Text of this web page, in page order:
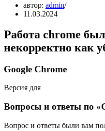
автор: admin
11.03.2024
Работа chrome
некорректно как
Google Chrome
Версия для
Вопросы и ответы по
Вопрос и ответы были вам